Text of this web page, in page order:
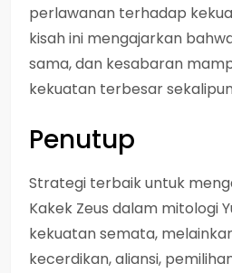
perlawanan terhadap
kisah ini mengajarkan
sama, dan kesabaran
kekuatan terbesar
Penutup
Strategi terbaik untuk
Kakek Zeus dalam mitologi
kekuatan semata,
kecerdikan, aliansi,